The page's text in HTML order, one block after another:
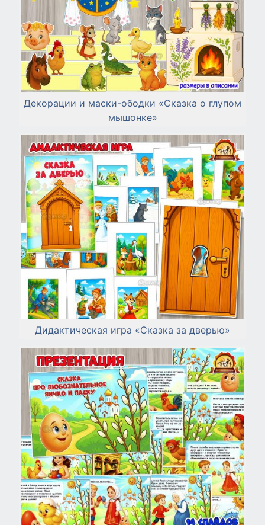
Декорации и маски-ободки «Сказка о глупом
мышонке»
Дидактическая игра «Сказка за дверью»